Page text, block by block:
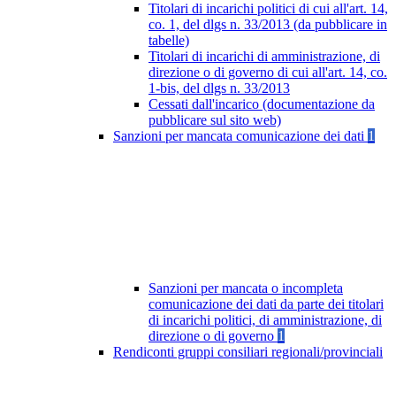
Titolari di incarichi politici di cui all'art. 14,
co. 1, del dlgs n. 33/2013 (da pubblicare in
tabelle)
Titolari di incarichi di amministrazione, di
direzione o di governo di cui all'art. 14, co.
1-bis, del dlgs n. 33/2013
Cessati dall'incarico (documentazione da
pubblicare sul sito web)
Sanzioni per mancata comunicazione dei dati 1
Sanzioni per mancata o incompleta
comunicazione dei dati da parte dei titolari
di incarichi politici, di amministrazione, di
direzione o di governo 1
Rendiconti gruppi consiliari regionali/provinciali